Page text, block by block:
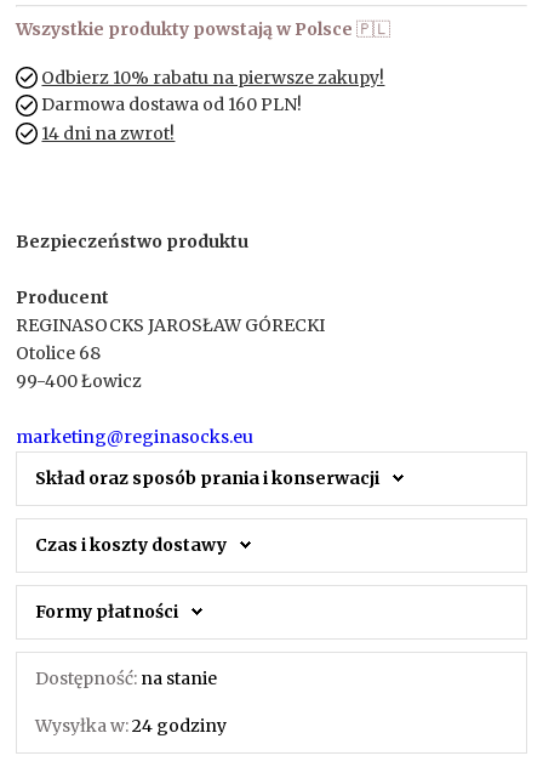
Wszystkie produkty powstają w Polsce 🇵🇱
Odbierz 10% rabatu na pierwsze zakupy!
Darmowa dostawa od 160 PLN!
14 dni na zwrot!
Bezpieczeństwo produktu
Producent
REGINASOCKS JAROSŁAW GÓRECKI
Otolice 68
99-400 Łowicz
marketing@reginasocks.eu
Skład oraz sposób prania i konserwacji
Czas i koszty dostawy
Formy płatności
Dostępność: na stanie
Wysyłka w:24 godziny